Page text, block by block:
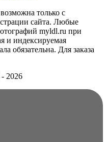
только с
сайта. Любые
myldl.ru при
и индексируемая
обязательна. Для заказа
- 2026